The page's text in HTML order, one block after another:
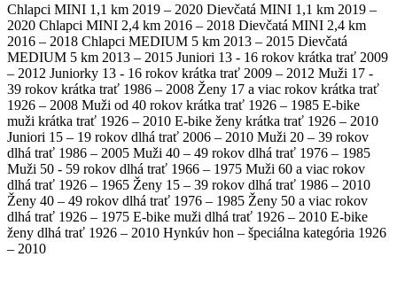
Chlapci MINI 1,1 km 2019 – 2020 Dievčatá MINI 1,1 km 2019 –
2020 Chlapci MINI 2,4 km 2016 – 2018 Dievčatá MINI 2,4 km
2016 – 2018 Chlapci MEDIUM 5 km 2013 – 2015 Dievčatá
MEDIUM 5 km 2013 – 2015 Juniori 13 - 16 rokov krátka trať 2009
– 2012 Juniorky 13 - 16 rokov krátka trať 2009 – 2012 Muži 17 -
39 rokov krátka trať 1986 – 2008 Ženy 17 a viac rokov krátka trať
1926 – 2008 Muži od 40 rokov krátka trať 1926 – 1985 E-bike
muži krátka trať 1926 – 2010 E-bike ženy krátka trať 1926 – 2010
Juniori 15 – 19 rokov dlhá trať 2006 – 2010 Muži 20 – 39 rokov
dlhá trať 1986 – 2005 Muži 40 – 49 rokov dlhá trať 1976 – 1985
Muži 50 - 59 rokov dlhá trať 1966 – 1975 Muži 60 a viac rokov
dlhá trať 1926 – 1965 Ženy 15 – 39 rokov dlhá trať 1986 – 2010
Ženy 40 – 49 rokov dlhá trať 1976 – 1985 Ženy 50 a viac rokov
dlhá trať 1926 – 1975 E-bike muži dlhá trať 1926 – 2010 E-bike
ženy dlhá trať 1926 – 2010 Hynkúv hon – špeciálna kategória 1926
– 2010